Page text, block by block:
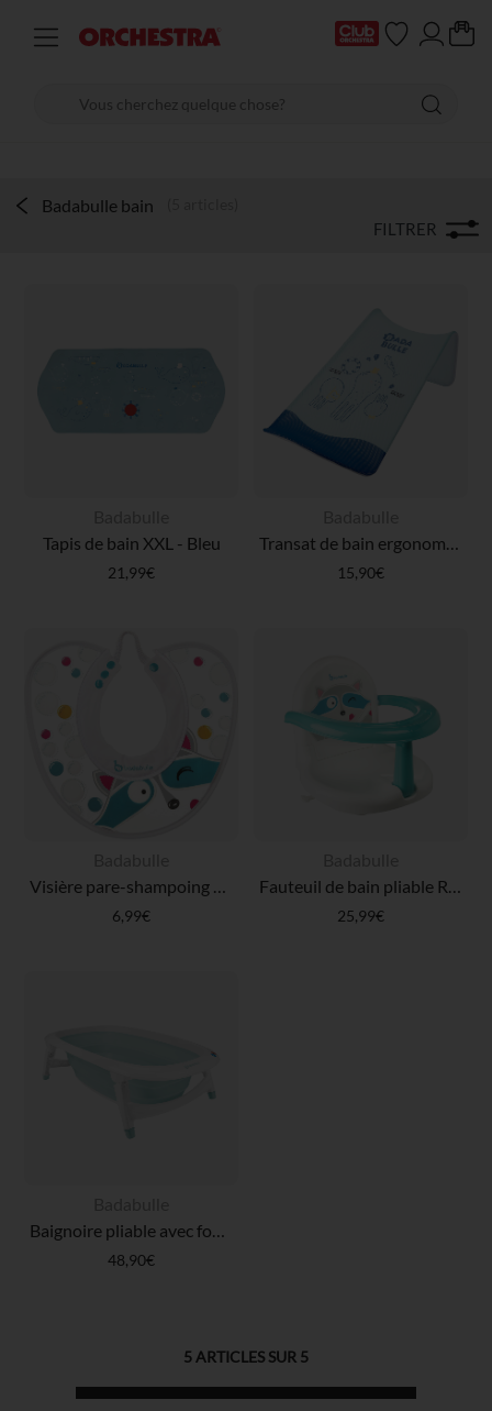
Badabulle bain
FILTRER
Tapis de bain XXL - Bleu
21,99€ 15,90€
Visière pare-shampoing – Montagne
6,99€
Fauteuil de bain pliable Racoon
25,99€
Baignoire pliable avec fond ludique marin bleu
48,90€
5 ARTICLES SUR 5